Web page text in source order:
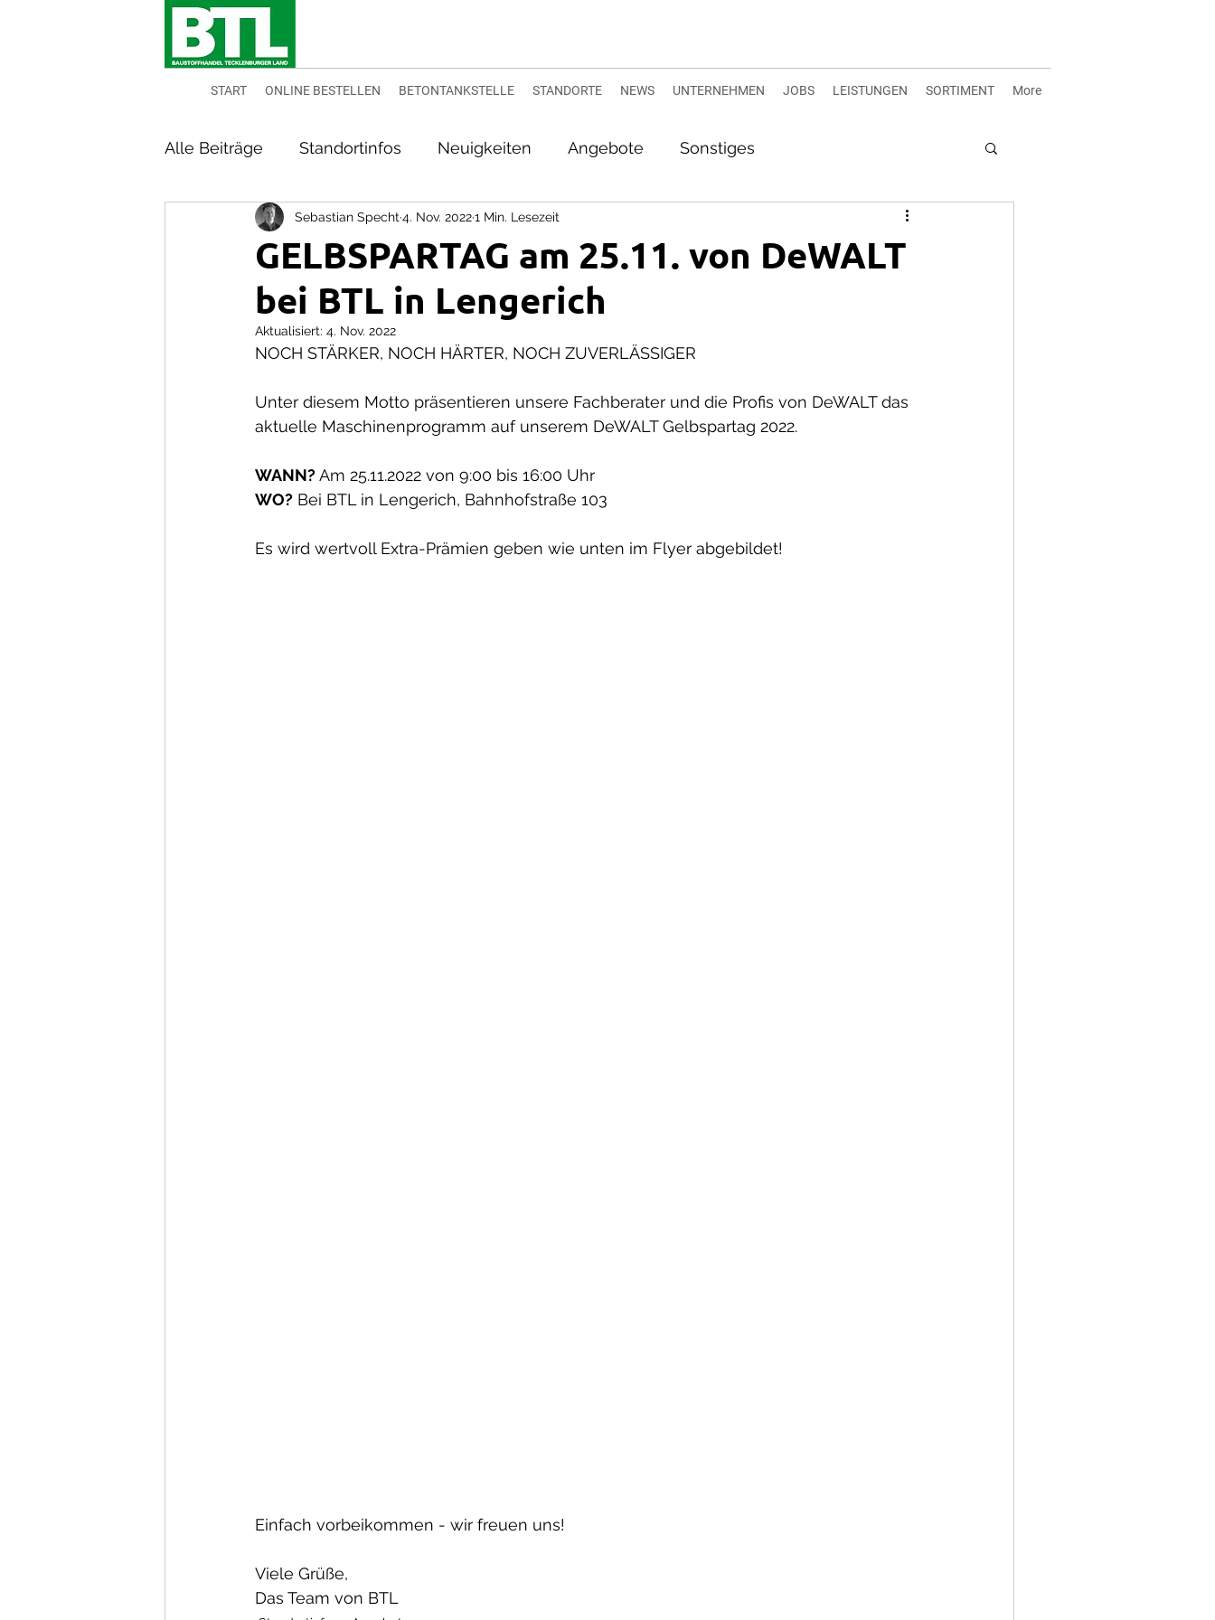
START ONLINE BESTELLEN BETONTANKSTELLE STANDORTE NEWS UNTERNEHMEN JOBS LEISTUNGEN SORTIMENT More
Alle Beiträge Standortinfos Neuigkeiten Angebote Sonstiges
GELBSPARTAG am 25.11. von DeWALT
bei BTL in Lengerich
Sebastian Specht 4. Nov. 20221 Min. Lesezeit
Aktualisiert: 4. Nov. 2022
NOCH STÄRKER, NOCH HÄRTER, NOCH ZUVERLÄSSIGER
Unter diesem Motto präsentieren unsere Fachberater und die Profis von DeWALT das
aktuelle Maschinenprogramm auf unserem DeWALT Gelbspartag 2022.
WANN? Am 25.11.2022 von 9:00 bis 16:00 Uhr
WO? Bei BTL in Lengerich, Bahnhofstraße 103
Es wird wertvoll Extra-Prämien geben wie unten im Flyer abgebildet!
Einfach vorbeikommen - wir freuen uns!
Viele Grüße,
Das Team von BTL